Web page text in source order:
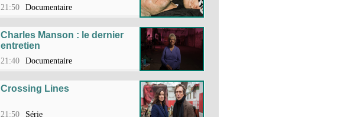
21:50 Documentaire
Charles Manson : le dernier
entretien
21:40 Documentaire
Crossing Lines
21:50 Série